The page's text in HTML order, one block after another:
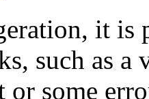
it is
such as
or some